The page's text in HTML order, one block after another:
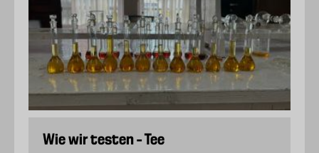
Wie wir testen – Tee